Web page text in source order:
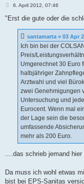
B
i
6. April 2012, 07:46
"Erst die gute oder die
santamarta » 03 Apr
Ich bin bei der
Preis/
Umgerechnet 30 Euro
halbjähriger
Arztwahl und viel
zwei Genehmigungen
Untersuchung und
Eurocent. Wenn mal
der Lage sein die
umfassende
mehr als 200 Euro.
....das schrieb jemand
Da muss ich wohl etwas
bist bei EPS-Sanitas